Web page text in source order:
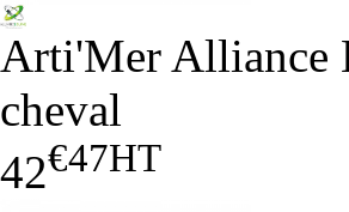
Arti'Mer Alliance
cheval
42€47HT